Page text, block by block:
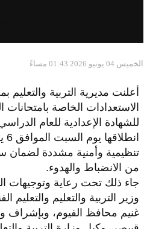
الخميس 04 يونيو 2026 01:43 مساءً
أعلنت مديرية التربية والتعليم
الاستعدادات الخاصة بامتحانات
تنظيمية وأمنية مشددة لضمان
من الانضباط والهدوء.
جاء ذلك تحت رعاية وتوجيهات
وزير التربية والتعليم والتعليم
غنيم محافظ الفيوم، وبإشراف